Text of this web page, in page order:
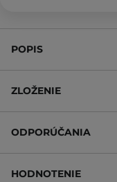
POPIS
ZLOŽENIE
ODPORÚČANIA
HODNOTENIE